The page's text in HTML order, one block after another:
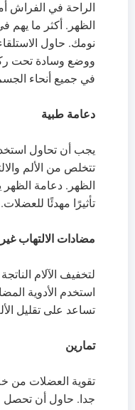
الراحة في الفراش
الظهر. أكثر ما يهم
نومك. حاول
ووضع وسادة تحت
في جميع أنحاء
دعامة طبية
يجب أن تحاول
تتخلص من الألم
الظهر. دعامة
تأثيرًا مهدئًا للعضلات.
مضادات الالتهاب غير
لتخفيف الآلام
استخدم الأدوية
تساعد على تقليل
تمارين
تقوية العضلات من
جدا. حاول أن تحصل